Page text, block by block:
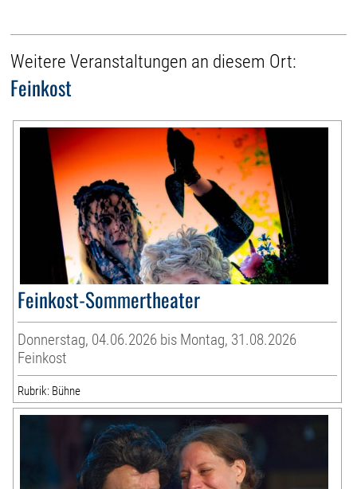
Weitere Veranstaltungen an diesem Ort:
Feinkost
Feinkost-Sommertheater
Donnerstag, 04.06.2026 bis Montag, 31.08.2026
Feinkost
Rubrik: Bühne